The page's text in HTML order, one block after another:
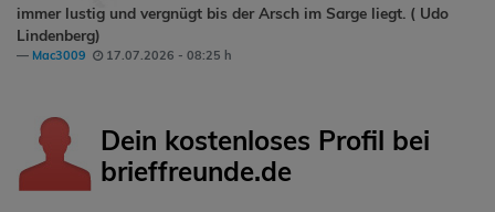
immer lustig und vergnügt bis der Arsch im Sarge liegt. ( Udo
Lindenberg)
Mac3009 17.07.2026 - 08:25 h
Dein kostenloses Profil bei
brieffreunde.de